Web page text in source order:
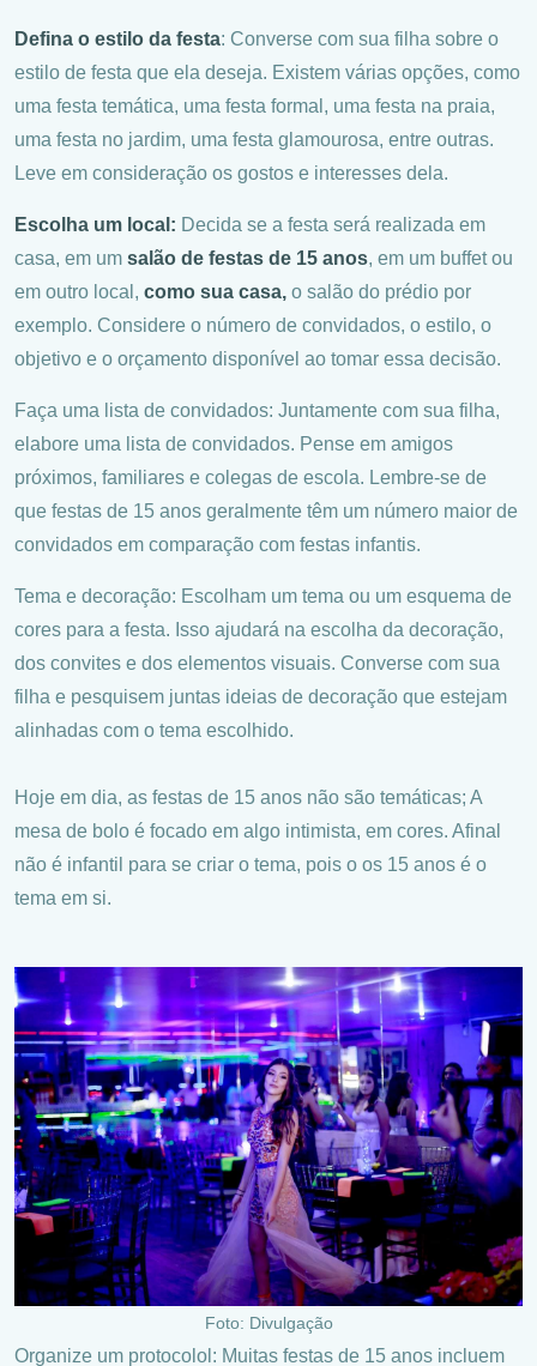
Defina o estilo da festa: Converse com sua filha sobre o
estilo de festa que ela deseja. Existem várias opções, como
uma festa temática, uma festa formal, uma festa na praia,
uma festa no jardim, uma festa glamourosa, entre outras.
Leve em consideração os gostos e interesses dela.
Escolha um local: Decida se a festa será realizada em
casa, em um salão de festas de 15 anos, em um buffet ou
em outro local, como sua casa, o salão do prédio por
exemplo. Considere o número de convidados, o estilo, o
objetivo e o orçamento disponível ao tomar essa decisão.
Faça uma lista de convidados: Juntamente com sua filha,
elabore uma lista de convidados. Pense em amigos
próximos, familiares e colegas de escola. Lembre-se de
que festas de 15 anos geralmente têm um número maior de
convidados em comparação com festas infantis.
Tema e decoração: Escolham um tema ou um esquema de
cores para a festa. Isso ajudará na escolha da decoração,
dos convites e dos elementos visuais. Converse com sua
filha e pesquisem juntas ideias de decoração que estejam
alinhadas com o tema escolhido.
Hoje em dia, as festas de 15 anos não são temáticas; A
mesa de bolo é focado em algo intimista, em cores. Afinal
não é infantil para se criar o tema, pois o os 15 anos é o
tema em si.
Foto: Divulgação
Organize um protocolol: Muitas festas de 15 anos incluem